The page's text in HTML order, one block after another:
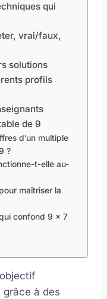
qui
vrai/faux,
solutions
profils
de 9
d’un multiple
?
t-elle au-
maîtriser la
confond 9 x 7
grâce à des